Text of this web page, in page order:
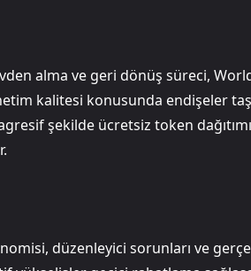
alma ve geri dönüş süreci,
kalitesi konusunda endişeler
şekilde ücretsiz token
düzenleyici sorunları ve